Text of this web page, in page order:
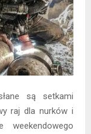
są setkami
raj dla nurków i
weekendowego